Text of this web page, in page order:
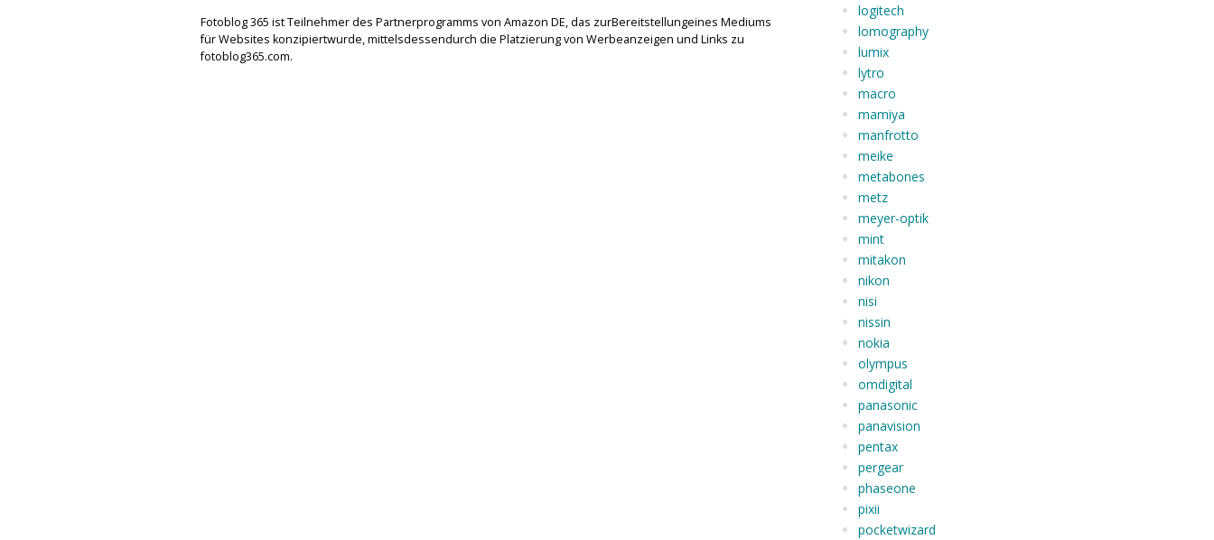
Fotoblog 365 ist Teilnehmer des Partnerprogramms von Amazon DE, das zurBereitstellungeines Mediums
für Websites konzipiertwurde, mittelsdessendurch die Platzierung von Werbeanzeigen und Links zu
fotoblog365.com.
logitech
lomography
lumix
lytro
macro
mamiya
manfrotto
meike
metabones
metz
meyer-optik
mint
mitakon
nikon
nisi
nissin
nokia
olympus
omdigital
panasonic
panavision
pentax
pergear
phaseone
pixii
pocketwizard